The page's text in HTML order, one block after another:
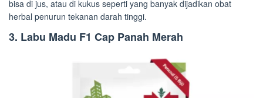
bisa di jus, atau di kukus seperti yang banyak dijadikan obat
herbal penurun tekanan darah tinggi.
3. Labu Madu F1 Cap Panah Merah